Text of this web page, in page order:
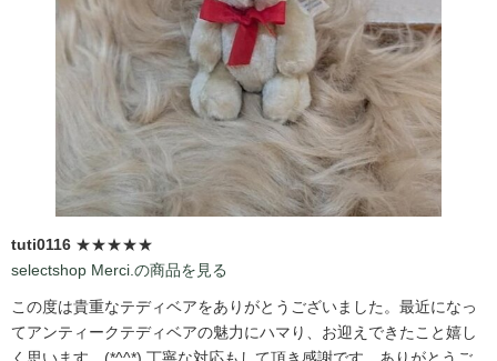
tuti0116 ★★★★★
selectshop Merci.の商品を見る
この度は貴重なテディベアをありがとうございました。最近になっ
てアンティークテディベアの魅力にハマり、お迎えできたこと嬉し